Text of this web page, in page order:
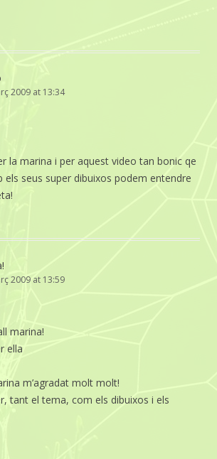
2009 at 13:34
la marina i per aquest video tan bonic qe
seus super dibuixos podem entendre
2009 at 13:59
marina!
ella
m’agradat molt molt!
tant el tema, com els dibuixos i els